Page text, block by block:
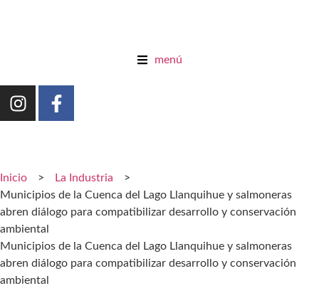
menú
Inicio > La Industria
>
Municipios de la Cuenca del Lago Llanquihue y salmoneras
abren diálogo para compatibilizar desarrollo y conservación
ambiental
Municipios de la Cuenca del Lago Llanquihue y salmoneras
abren diálogo para compatibilizar desarrollo y conservación
ambiental